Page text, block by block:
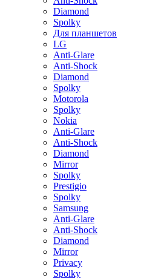
Diamond
Spolky
Для планшетов
LG
Anti-Glare
Anti-Shock
Diamond
Spolky
Motorola
Spolky
Nokia
Anti-Glare
Anti-Shock
Diamond
Mirror
Spolky
Prestigio
Spolky
Samsung
Anti-Glare
Anti-Shock
Diamond
Mirror
Privacy
Spolky